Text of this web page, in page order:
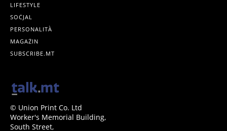
LIFESTYLE
SOĊJAL
PERSONALITÀ
MAGAŻIN
SUBSCRIBE.MT
© Union Print Co. Ltd
Worker's Memorial Building,
South Street,